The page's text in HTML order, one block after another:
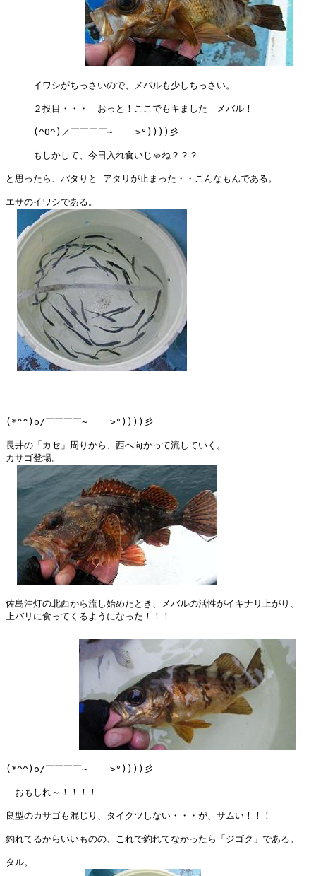
イワシがちっさいので、メバルも少しちっさい。
２投目・・・　おっと！ここでもキました　メバル！
(^O^)／￣￣￣￣~    >°))))彡
もしかして、今日入れ食いじゃね？？？
と思ったら、パタりと アタリが止まった・・こんなもんである。
エサのイワシである。
(*^^)o/￣￣￣￣~    >°))))彡
長井の「カセ」周りから、西へ向かって流していく。
カサゴ登場。
佐島沖灯の北西から流し始めたとき、メバルの活性がイキナリ上がり、
上バリに食ってくるようになった！！！
(*^^)o/￣￣￣￣~    >°))))彡
おもしれ～！！！！
良型のカサゴも混じり、タイクツしない・・・が、サムい！！！
釣れてるからいいものの、これで釣れてなかったら「ジゴク」である。
タル。